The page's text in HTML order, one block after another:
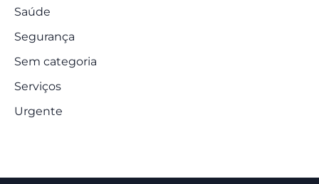
Saúde
Segurança
Sem categoria
Serviços
Urgente